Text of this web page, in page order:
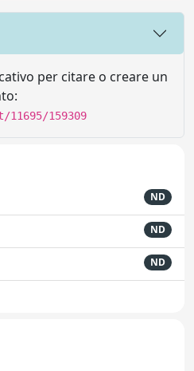
per citare o creare un
159309
ND
ND
ND